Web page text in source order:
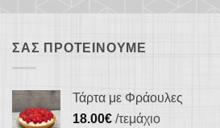
ΣΑΣ ΠΡΟΤΕΊΝΟΥΜΕ
Τάρτα με Φράουλες
18.00€ /τεμάχιο